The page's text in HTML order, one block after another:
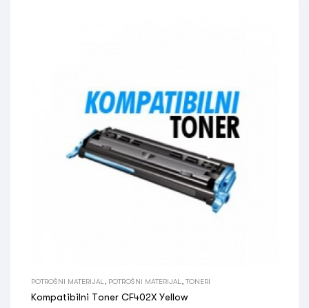
POTROŠNI MATERIJAL POTROŠNI MATERIJAL TONERI
Kompatibilni Toner CF402X Yellow